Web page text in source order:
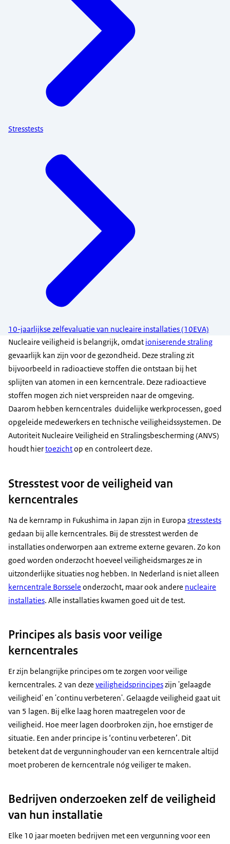
Stresstests
10-jaarlijkse zelfevaluatie van nucleaire installaties (10EVA)
Nucleaire veiligheid is belangrijk, omdat ioniserende straling
gevaarlijk kan zijn voor de gezondheid. Deze straling zit
bijvoorbeeld in radioactieve stoffen die ontstaan bij het
splijten van atomen in een kerncentrale. Deze radioactieve
stoffen mogen zich niet verspreiden naar de omgeving.
Daarom hebben kerncentrales duidelijke werkprocessen, goed
opgeleide medewerkers en technische veiligheidssystemen. De
Autoriteit Nucleaire Veiligheid en Stralingsbescherming (ANVS)
houdt hiertoezichtop en controleert deze.
Stresstest voor de veiligheid van
kerncentrales
Na de kernramp in Fukushima in Japan zijn in Europa stresstests
gedaan bij alle kerncentrales. Bij de stresstest werden de
installaties onderworpen aan extreme externe gevaren. Zo kon
goed worden onderzocht hoeveel veiligheidsmarges ze in
uitzonderlijke situaties nog hebben. In Nederland is niet alleen
kerncentrale Borssele onderzocht, maar ook andere nucleaire
installaties. Alle installaties kwamen goed uit de test.
Principes als basis voor veilige
kerncentrales
Er zijn belangrijke principes om te zorgen voor veilige
kerncentrales. 2 van deze veiligheidsprincipeszijn 'gelaagde
veiligheid' en 'continu verbeteren'. Gelaagde veiligheid gaat uit
van 5 lagen. Bij elke laag horen maatregelen voor de
veiligheid. Hoe meer lagen doorbroken zijn, hoe ernstiger de
situatie. Een ander principe is ‘continu verbeteren’. Dit
betekent dat de vergunninghouder van een kerncentrale altijd
moet proberen de kerncentrale nóg veiliger te maken.
Bedrijven onderzoeken zelf de veiligheid
van hun installatie
Elke 10 jaar moeten bedrijven met een vergunning voor een